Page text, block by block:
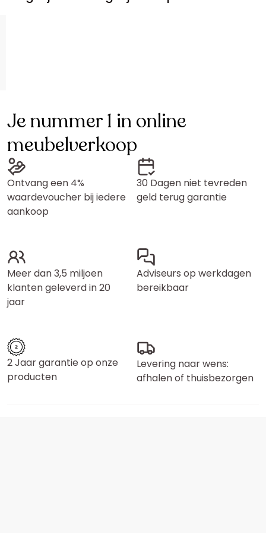
Je nummer 1 in online
meubelverkoop
Ontvang een 4%
waardevoucher bij iedere
aankoop
30 Dagen niet tevreden
geld terug garantie
Meer dan 3,5 miljoen
klanten geleverd in 20
jaar
Adviseurs op werkdagen
bereikbaar
2 Jaar garantie op onze
producten
Levering naar wens:
afhalen of thuisbezorgen